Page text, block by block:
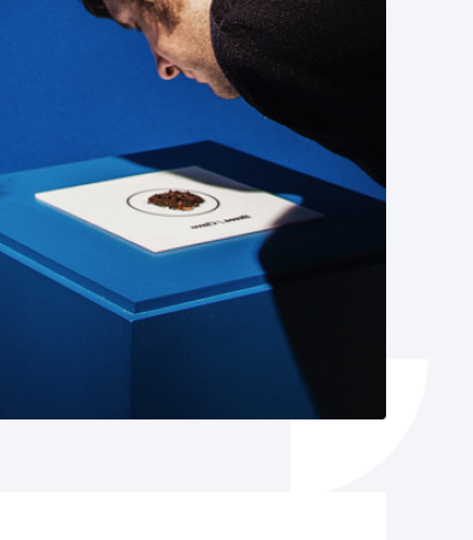
Izapideen katalogoa
Tramitaziorako laguntza